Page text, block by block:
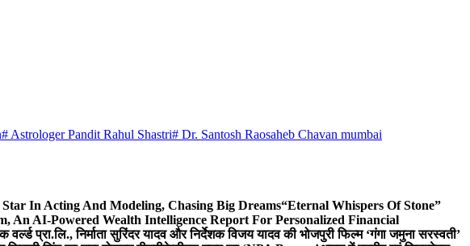
# Astrologer Pandit Rahul Shastri# Dr. Santosh Raosaheb Chavan mumbai
In Acting And Modeling, Chasing Big Dreams“Eternal Whispers Of Stone”
An AI-Powered Wealth Intelligence Report For Personalized Financial
वर्ल्ड प्रा.लि., निर्माता सुरिंदर यादव और निर्देशक विजय यादव की भोजपुरी फिल्म ‘गंगा जमुना सरस्वती’